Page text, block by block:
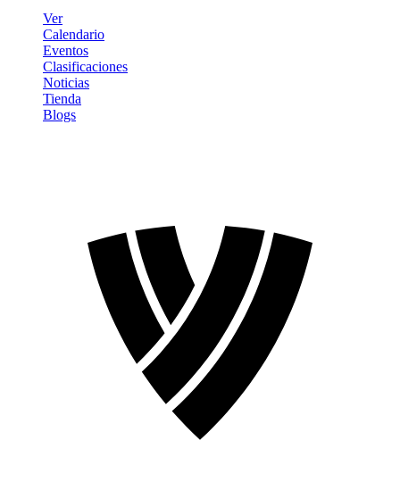
Ver
Calendario
Eventos
Clasificaciones
Noticias
Tienda
Blogs